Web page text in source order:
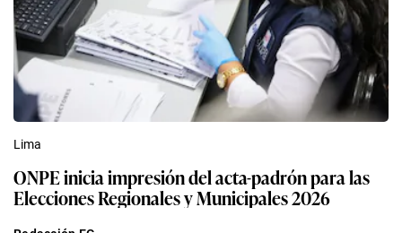
Lima
ONPE inicia impresión del acta-padrón para las
Elecciones Regionales y Municipales 2026